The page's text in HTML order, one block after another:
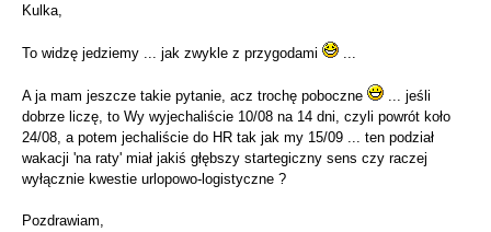
Kulka,
To widzę jedziemy ... jak zwykle z przygodami ...
A ja mam jeszcze takie pytanie, acz trochę poboczne
... jeśli
dobrze liczę, to Wy wyjechaliście 10/08 na 14 dni, czyli powrót koło
24/08, a potem jechaliście do HR tak jak my 15/09 ... ten podział
wakacji 'na raty' miał jakiś głębszy startegiczny sens czy raczej
wyłącznie kwestie urlopowo-logistyczne ?
Pozdrawiam,